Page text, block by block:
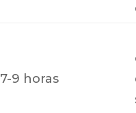
7-9 horas